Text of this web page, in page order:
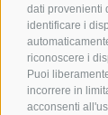
dati provenienti
identificare i
riconoscere i
Puoi
incorrere in
acconsenti